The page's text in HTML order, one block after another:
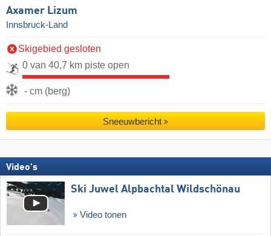
Axamer Lizum
Innsbruck-Land
Skigebied gesloten
0 van 40,7 km piste open
- cm (berg)
Sneeuwbericht
Video's
Ski Juwel Alpbachtal Wildschönau
Video tonen